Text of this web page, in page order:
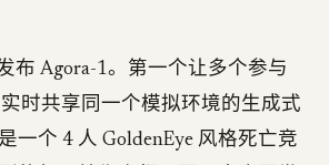
布 Agora-1。第一个让多个参与
时共享同一个模拟环境的生成式
一个 4 人 GoldenEye 风格死亡竞